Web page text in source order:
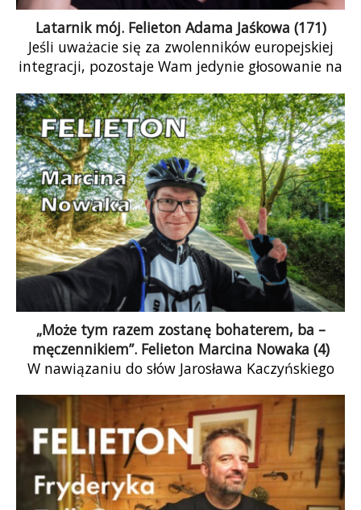
Latarnik mój. Felieton Adama Jaśkowa (171)
Jeśli uważacie się za zwolenników europejskiej
integracji, pozostaje Wam jedynie głosowanie na
odpowiada lub jesteście zwolennikami Europy
ojczyzn, macie szerszy wybór: od KO przez TD do
PiS-u. Różnice, przynajmniej w Parlamencie
Europejskim, pomiędzy tymi partiami nie są
duże.
„Może tym razem zostanę bohaterem, ba –
męczennikiem”. Felieton Marcina Nowaka (4)
W nawiązaniu do słów Jarosława Kaczyńskiego
Polskiej Codziennie”: „Nie damy się terroryzować
pieniędzmi” oraz: „będzie […]